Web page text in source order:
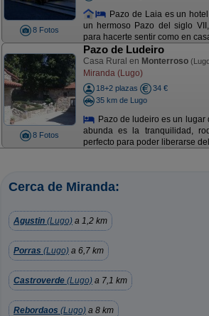
8 Fotos
Pazo de Laia es un
un hermoso Pazo del siglo
para hacerte sentir como en
8 Fotos
Pazo de Ludeiro
Casa Rural en Monterroso
Miranda (Lugo)
18+2 plazas
34 €
35 km de Lugo
Pazo de ludeiro es un
abunda es la tranquilidad,
perfecto para poder liberarse
Cerca de Miranda:
Agustin (Lugo) a 1,2 km
Porras (Lugo) a 6,7 km
Castroverde (Lugo) a 7,1 km
Rebordaos (Lugo) a 8 km